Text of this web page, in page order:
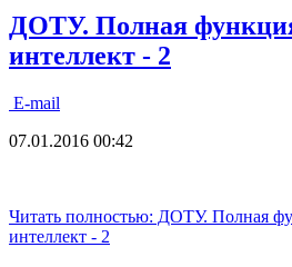
ДОТУ. Полная
интеллект - 2
E-mail
07.01.2016 00:42
Читать полностью: ДОТУ. Полная
интеллект - 2